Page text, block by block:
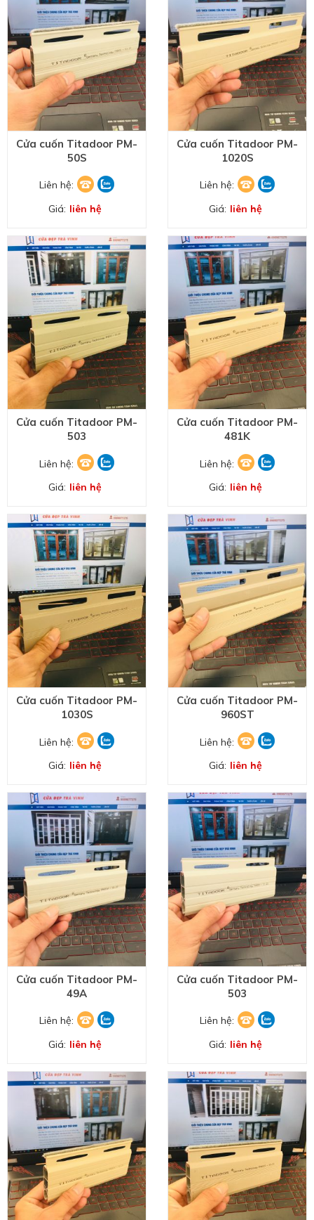
Cửa cuốn Titadoor PM-
50S
Liên hệ:
Giá: liên hệ
Cửa cuốn Titadoor PM-
1020S
Liên hệ:
Giá: liên hệ
Cửa cuốn Titadoor PM-
503
Liên hệ:
Giá: liên hệ
Cửa cuốn Titadoor PM-
481K
Liên hệ:
Giá: liên hệ
Cửa cuốn Titadoor PM-
1030S
Liên hệ:
Giá: liên hệ
Cửa cuốn Titadoor PM-
960ST
Liên hệ:
Giá: liên hệ
Cửa cuốn Titadoor PM-
49A
Liên hệ:
Giá: liên hệ
Cửa cuốn Titadoor PM-
503
Liên hệ:
Giá: liên hệ